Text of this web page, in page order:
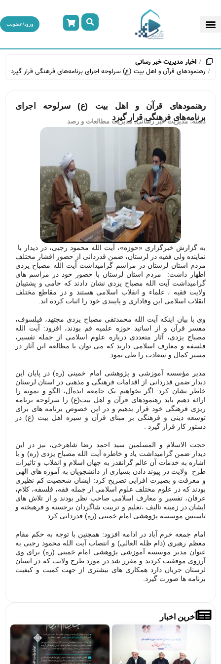
ورود/عضویت
اخبار مدیریت خبر رسانی
رهنمودهای قرآن و اهل بیت (ع) سرلوحه اجرای برنامه‌های فرهنگی قرار گیرد
رهنمودهای قرآن و اهل بیت (ع) سرلوحه اجرای
برنامه‌های فرهنگی قرار گیرد
دسته:مدیریت خبر رسانی,مدیریت مطالعات و رصد
به گزارش خبرگزاری «حوزه»، آیت الله محمود رجبی، در دیدار با
نماینده ولی فقیه در لرستان، ضمن قدردانی از حضور اقشار مختلف
مردم استان لرستان در مراسم گرامیداشت آیت الله مصباح یزدی
اظهار داشت: مردم استان لرستان با حضور خود در مراسم های
گرامیداشت آیت الله مصباح یزدی نشان دادند که حامی و پشتیبان
ولایت فقیه ، علماء و انقلاب اسلامی هستند و در مقاطع مختلف
انقلاب اسلامی این وفاداری و پایبندی خود را اثبات کرده اند.
وی با بیان اینکه آیت الله محمدتقی مصباح یزدی مجتهد، فیلسوف،
مفسر قرآن و از اساتید حوزه علمیه قم بودند، افزود: آیت الله
مصباح یزدی، آثار متعددی درباره علوم اسلامی از جمله تفسیر،
فلسفه و معارف اسلامی دارند که می توان با مطالعه این آثار در
مسیر کمال و سعادت را طی نمود.
مدیر مؤسسه آموزشی و پژوهشی امام خمینی (ره) در پایان این
دیدار ضمن قدردانی از اقدامات فرهنگی و مذهبی در استان لرستان
خاطر نشان کرد: اگر بخواهیم یک جامعه ایده‌آل، الگو و نمونه را
ارائه دهیم باید رهنمودهای قرآن و اهل بیت(ع) را سرلوحه برنامه
ریزی فرهنگی خود قرار بدهیم و در این خصوص برنامه های برای
توسعه دینی و فرهنگی بر مبنای قرآن و سیره اهل بیت (ع) در
دستور کار قرار گیرد .
حجت الاسلام و المسلمین سید احمد رضا شاهرخی، نیز در این
دیدار ضمن گرامیداشت یاد و خاطره آیت الله مصباح یزدی (ره) و با
اشاره به خدمات آن عالم گرانقدر به جهان اسلام و انقلاب و تاثیرات
طرح ولایت در پیوند دادن بسیاری از دانشجویان به آموزه های الهی
و معرفت و بصیرت افزایی تصریح کرد: ایشان شخصیت کم نظیری
بودند که در علوم مختلف علوم اسلامی از جمله فقه، فلسفه، کلام،
عرفان، تفسیر و معارف اسلامی صاحب نظر بودند و از تلاش های
ایشان در زمینه تالیف ،تعلیم و تربیت شاگردان برجسته و فرهیخته و
تاسیس موسسه پژوهشی امام خمینی (ره) قدردانی کرد.
امام جمعه خرم آباد در ادامه افزود: همچنین با توجه به حکم مقام
معظم رهبری (دام ظله العالی) و انتصاب آیت الله محمود رجبی به
عنوان مدیر موسسه آموزشی پژوهشی امام خمینی (ره) برای وی
آرزوی موفقیت کردند و مقرر شد در مورد طرح ولایت که در استان
لرستان جریان دارد همکاری های بیشتری از جهت کمیت و کیفیت
برنامه ها صورت گیرد.
آخرین اخبار
تصاویر/
میزگردهای
تخصصی با
موضوع
خونخواهی